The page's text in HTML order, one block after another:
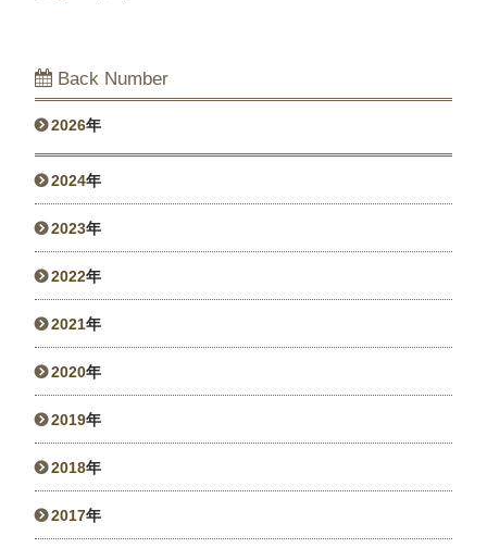
Back Number
2026年
2024年
2023年
2022年
2021年
2020年
2019年
2018年
2017年